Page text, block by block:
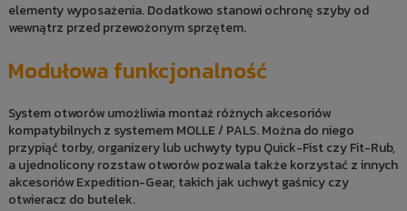
elementy wyposażenia. Dodatkowo stanowi ochronę szyby od
wewnątrz przed przewożonym sprzętem.
Modułowa funkcjonalność
System otworów umożliwia montaż różnych akcesoriów
kompatybilnych z systemem MOLLE / PALS. Można do niego
przypiąć torby, organizery lub uchwyty typu Quick-Fist czy Fit-Rub,
a ujednolicony rozstaw otworów pozwala także korzystać z innych
akcesoriów Expedition-Gear, takich jak uchwyt gaśnicy czy
otwieracz do butelek.